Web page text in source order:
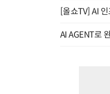
[올쇼TV] AI
AI AGENT로